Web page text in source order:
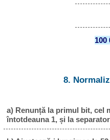
100
8.
a) Renunță la primul bit, cel
întotdeauna 1, și la